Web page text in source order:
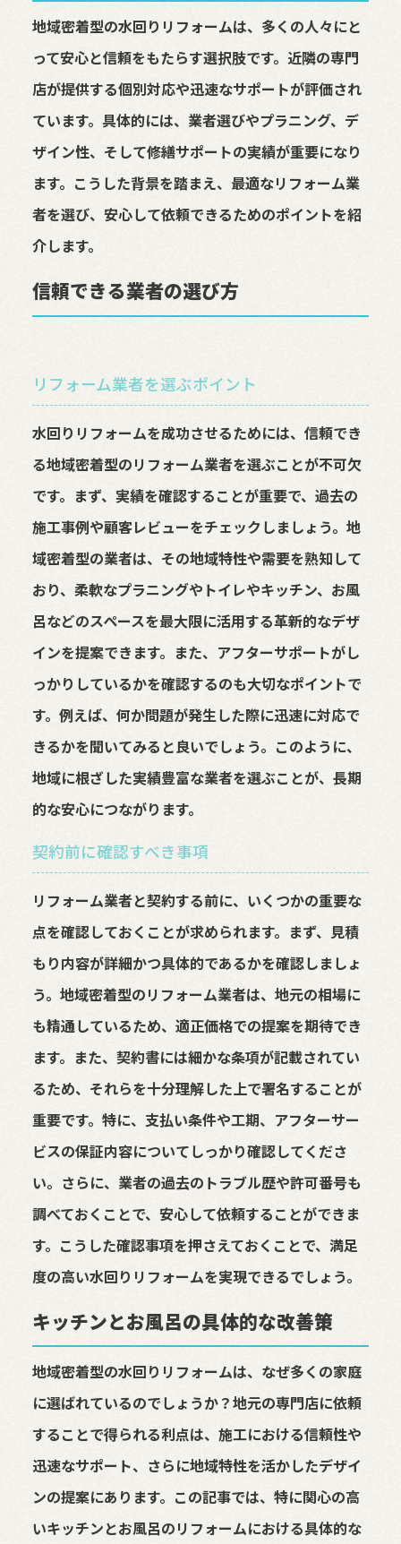
地域密着型の水回りリフォームは、多くの人々にと
って安心と信頼をもたらす選択肢です。近隣の専門
店が提供する個別対応や迅速なサポートが評価され
ています。具体的には、業者選びやプラニング、デ
ザイン性、そして修繕サポートの実績が重要になり
ます。こうした背景を踏まえ、最適なリフォーム業
者を選び、安心して依頼できるためのポイントを紹
介します。
信頼できる業者の選び方
リフォーム業者を選ぶポイント
水回りリフォームを成功させるためには、信頼でき
る地域密着型のリフォーム業者を選ぶことが不可欠
です。まず、実績を確認することが重要で、過去の
施工事例や顧客レビューをチェックしましょう。地
域密着型の業者は、その地域特性や需要を熟知して
おり、柔軟なプラニングやトイレやキッチン、お風
呂などのスペースを最大限に活用する革新的なデザ
インを提案できます。また、アフターサポートがし
っかりしているかを確認するのも大切なポイントで
す。例えば、何か問題が発生した際に迅速に対応で
きるかを聞いてみると良いでしょう。このように、
地域に根ざした実績豊富な業者を選ぶことが、長期
的な安心につながります。
契約前に確認すべき事項
リフォーム業者と契約する前に、いくつかの重要な
点を確認しておくことが求められます。まず、見積
もり内容が詳細かつ具体的であるかを確認しましょ
う。地域密着型のリフォーム業者は、地元の相場に
も精通しているため、適正価格での提案を期待でき
ます。また、契約書には細かな条項が記載されてい
るため、それらを十分理解した上で署名することが
重要です。特に、支払い条件や工期、アフターサー
ビスの保証内容についてしっかり確認してくださ
い。さらに、業者の過去のトラブル歴や許可番号も
調べておくことで、安心して依頼することができま
す。こうした確認事項を押さえておくことで、満足
度の高い水回りリフォームを実現できるでしょう。
キッチンとお風呂の具体的な改善策
地域密着型の水回りリフォームは、なぜ多くの家庭
に選ばれているのでしょうか？地元の専門店に依頼
することで得られる利点は、施工における信頼性や
迅速なサポート、さらに地域特性を活かしたデザイ
ンの提案にあります。この記事では、特に関心の高
いキッチンとお風呂のリフォームにおける具体的な